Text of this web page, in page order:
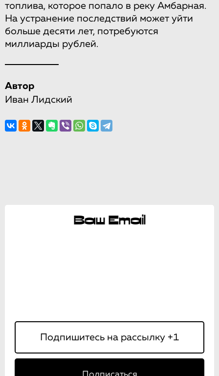
топлива, которое попало в реку Амбарная.
На устранение последствий может уйти
больше десяти лет, потребуются
миллиарды рублей.
Автор
Иван Лидский
Ваш Email